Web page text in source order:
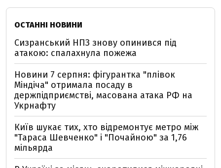
ОСТАННІ НОВИНИ
Сизранський НПЗ знову опинився під
атакою: спалахнула пожежа
Новини 7 серпня: фігурантка "плівок
Міндіча" отримала посаду в
держпідприємстві, масована атака РФ на
Укрнафту
Київ шукає тих, хто відремонтує метро між
"Тараса Шевченко" і "Почайною" за 1,76
мільярда